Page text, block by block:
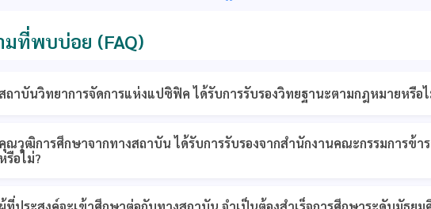
มที่พบบ่อย (FAQ)
ถาบันวิทยาการจัดการแห่งแปซิฟิค ได้รับการรับรองวิทยฐานะตามกฎหมายหรือไ
ณวุฒิการศึกษาจากทางสถาบัน ได้รับการรับรองจากสำนักงานคณะกรรมการข้า
รือไม่?